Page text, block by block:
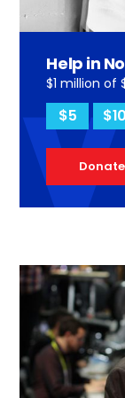
Help in
$1 million of
$5 $10
Donate